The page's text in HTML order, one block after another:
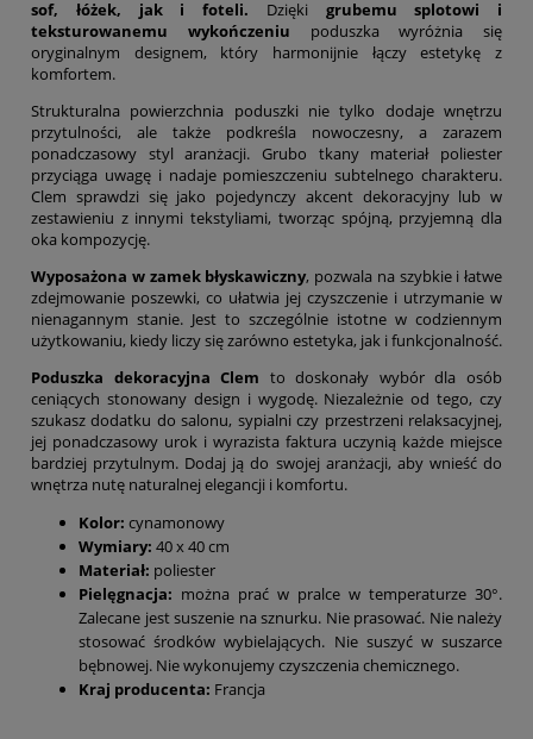
sof, łóżek, jak i foteli. Dzięki grubemu splotowi i
teksturowanemu wykończeniu poduszka wyróżnia się
oryginalnym designem, który harmonijnie łączy estetykę z
komfortem.
Strukturalna powierzchnia poduszki nie tylko dodaje wnętrzu
przytulności, ale także podkreśla nowoczesny, a zarazem
ponadczasowy styl aranżacji. Grubo tkany materiał poliester
przyciąga uwagę i nadaje pomieszczeniu subtelnego charakteru.
Clem sprawdzi się jako pojedynczy akcent dekoracyjny lub w
zestawieniu z innymi tekstyliami, tworząc spójną, przyjemną dla
oka kompozycję.
Wyposażona w zamek błyskawiczny, pozwala na szybkie i łatwe
zdejmowanie poszewki, co ułatwia jej czyszczenie i utrzymanie w
nienagannym stanie. Jest to szczególnie istotne w codziennym
użytkowaniu, kiedy liczy się zarówno estetyka, jak i funkcjonalność.
Poduszka dekoracyjna Clem to doskonały wybór dla osób
ceniących stonowany design i wygodę. Niezależnie od tego, czy
szukasz dodatku do salonu, sypialni czy przestrzeni relaksacyjnej,
jej ponadczasowy urok i wyrazista faktura uczynią każde miejsce
bardziej przytulnym. Dodaj ją do swojej aranżacji, aby wnieść do
wnętrza nutę naturalnej elegancji i komfortu.
Kolor: cynamonowy
Wymiary: 40 x 40 cm
Materiał: poliester
Pielęgnacja: można prać w pralce w temperaturze 30°.
Zalecane jest suszenie na sznurku. Nie prasować. Nie należy
stosować środków wybielających. Nie suszyć w suszarce
bębnowej. Nie wykonujemy czyszczenia chemicznego.
Kraj producenta: Francja